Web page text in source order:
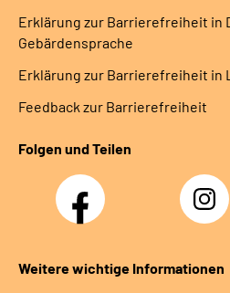
Erklärung zur Barrierefreiheit in
Gebärdensprache
Erklärung zur Barrierefreiheit in
Feedback zur Barrierefreiheit
Folgen und Teilen
Facebook
Klinik
Sonnenblick
Instagram
Klinik
Weitere wichtige Informationen